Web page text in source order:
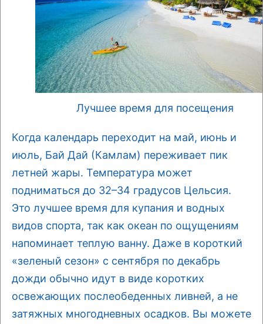
Лучшее время для посещения
Когда календарь переходит на май, июнь и
июль, Бай Дай (Камлам) переживает пик
летней жары. Температура может
подниматься до 32–34 градусов Цельсия.
Это лучшее время для купания и водных
видов спорта, так как океан по ощущениям
напоминает теплую ванну. Даже в короткий
«зеленый сезон» с сентября по декабрь
дожди обычно идут в виде коротких
освежающих послеобеденных ливней, а не
затяжных многодневных осадков. Вы можете